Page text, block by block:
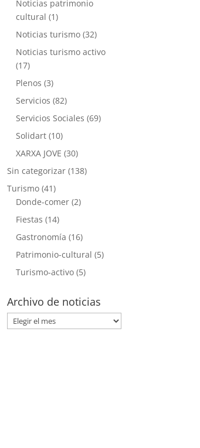
Noticias patrimonio
cultural (1)
Noticias turismo (32)
Noticias turismo activo
(17)
Plenos (3)
Servicios (82)
Servicios Sociales (69)
Solidart (10)
XARXA JOVE (30)
Sin categorizar (138)
Turismo (41)
Donde-comer (2)
Fiestas (14)
Gastronomía (16)
Patrimonio-cultural (5)
Turismo-activo (5)
Archivo de noticias
Archivo
de